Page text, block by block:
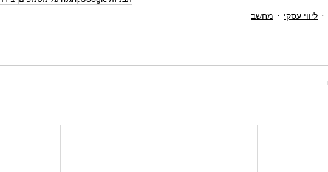
ליווי עסקי מחשב